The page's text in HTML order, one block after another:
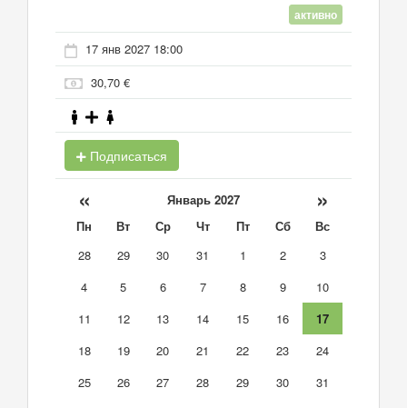
активно
17 янв 2027 18:00
30,70 €
Подписаться
« Январь 2027 »
Пн Вт Ср Чт Пт Сб
Вс
28
29 30 31 1 2
3
4
5 6 7 8 9
10
11
12 13 14 15 16
17
18
19 20 21 22 23
24
25
26 27 28 29 30
31